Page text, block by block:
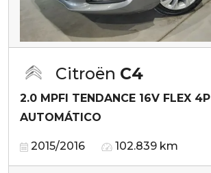
Citroën C4
2.0 MPFI TENDANCE 16V FLEX 4P
AUTOMÁTICO
2015/2016 102.839 km